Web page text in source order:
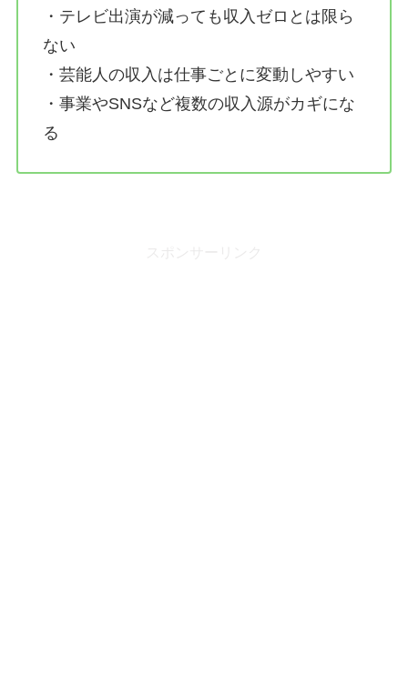
・テレビ出演が減っても収入ゼロとは限ら
ない
・芸能人の収入は仕事ごとに変動しやすい
・事業やSNSなど複数の収入源がカギにな
る